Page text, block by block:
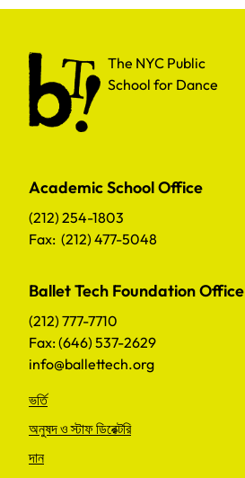
The NYC Public School for Dance
The NYC Public
School for Dance
Academic School Office
(212) 254-1803
Fax: (212) 477-5048
Ballet Tech Foundation Office
(212) 777-7710
Fax: (646) 537-2629
info@ballettech.org
ভর্তি
অনুষদ ও স্টাফ ডিরেক্টরি
দান